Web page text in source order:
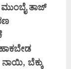
ತಾಜ್
ನಾಯಿ, ಬೆಕ್ಕು